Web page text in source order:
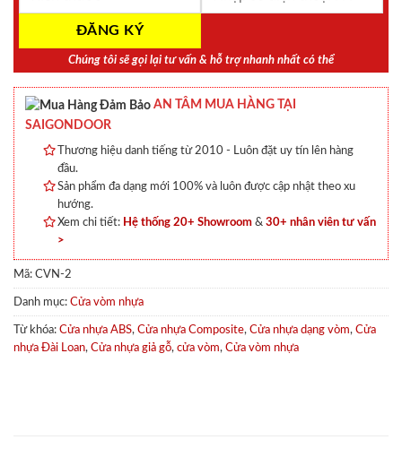
Chúng tôi sẽ gọi lại tư vấn & hỗ trợ nhanh nhất có thể
AN TÂM MUA HÀNG TẠI
SAIGONDOOR
Thương hiệu danh tiếng từ 2010 - Luôn đặt uy tín lên hàng
đầu.
Sản phẩm đa dạng mới 100% và luôn được cập nhật theo xu
hướng.
Xem chi tiết: Hệ thống 20+ Showroom & 30+ nhân viên tư vấn
>
Mã: CVN-2
Danh mục: Cửa vòm nhựa
Từ khóa: Cửa nhựa ABS, Cửa nhựa Composite, Cửa nhựa dạng vòm, Cửa
nhựa Đài Loan, Cửa nhựa giả gỗ, cửa vòm, Cửa vòm nhựa